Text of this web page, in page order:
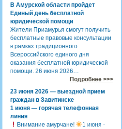
В Амурской области пройдет
Единый день бесплатной
юридической помощи
Жители Приамурья смогут получить
бесплатные правовые консультации
в рамках традиционного
Всероссийского единого дня
оказания бесплатной юридической
помощи. 26 июня 2026…
Подробнее >>>
23 июня 2026 — выездной прием
граждан в Завитинске
1 июня — горячая телефонная
линия
Внимание амурчане!
1 июня -